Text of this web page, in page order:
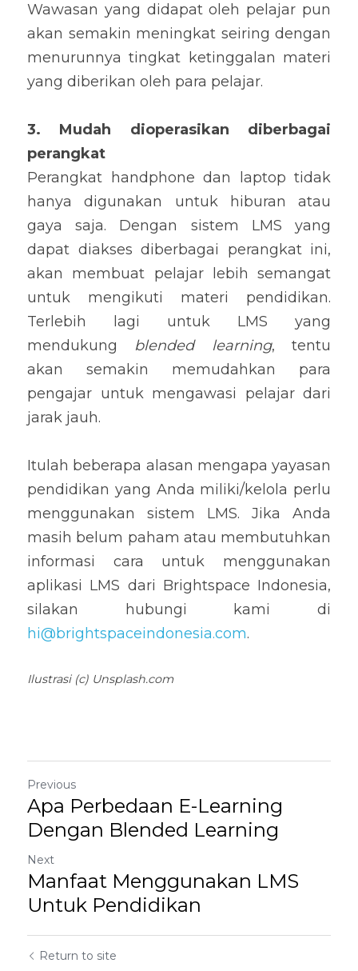
Wawasan yang didapat oleh pelajar pun
akan semakin meningkat seiring dengan
menurunnya tingkat ketinggalan materi
yang diberikan oleh para pelajar.
3. Mudah dioperasikan diberbagai
perangkat
Perangkat handphone dan laptop tidak
hanya digunakan untuk hiburan atau
gaya saja. Dengan sistem LMS yang
dapat diakses diberbagai perangkat ini,
akan membuat pelajar lebih semangat
untuk mengikuti materi pendidikan.
Terlebih lagi untuk LMS yang
mendukung blended learning, tentu
akan semakin memudahkan para
pengajar untuk mengawasi pelajar dari
jarak jauh.
Itulah beberapa alasan mengapa yayasan
pendidikan yang Anda miliki/kelola perlu
menggunakan sistem LMS. Jika Anda
masih belum paham atau membutuhkan
informasi cara untuk menggunakan
aplikasi LMS dari Brightspace Indonesia,
hi@brightspaceindonesia.com.
Ilustrasi (c) Unsplash.com
Previous
Apa Perbedaan E-Learning
Dengan Blended Learning
Next
Manfaat Menggunakan LMS
Untuk Pendidikan
Return to site